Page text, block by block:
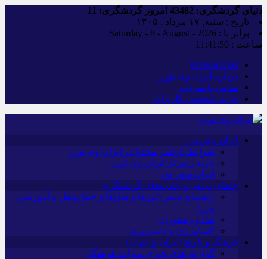
دنیای گردشگری: امروز گردشگری:
تاریخ : شنبه, ۱۷ مرداد , ۱۴۰۵
برابر با : Saturday - 8 - August - 2026
ساعت : 11:41:51
iranwaytours
درباره ایران وی تورز
تماس با سردبیر
حریم شخصی کاربران
ایران وی تورز
شرایط بازنشر محتوا در ایران وی تورز
خرید رپورتاژ ایران وی تورز
ایران سفر تور
جاهای دیدنی و جاذبه‌های گردشگری
راهنمای سفر (تورها و هتل‌ها و حمل‌و‌نقل و آموزشی
و…)
غذا و رستوران
کشاورزی و دامپروری
فرهنگ و تاریخ (ایران و جهان)
گزارش‌های خبری میراث فرهنگی